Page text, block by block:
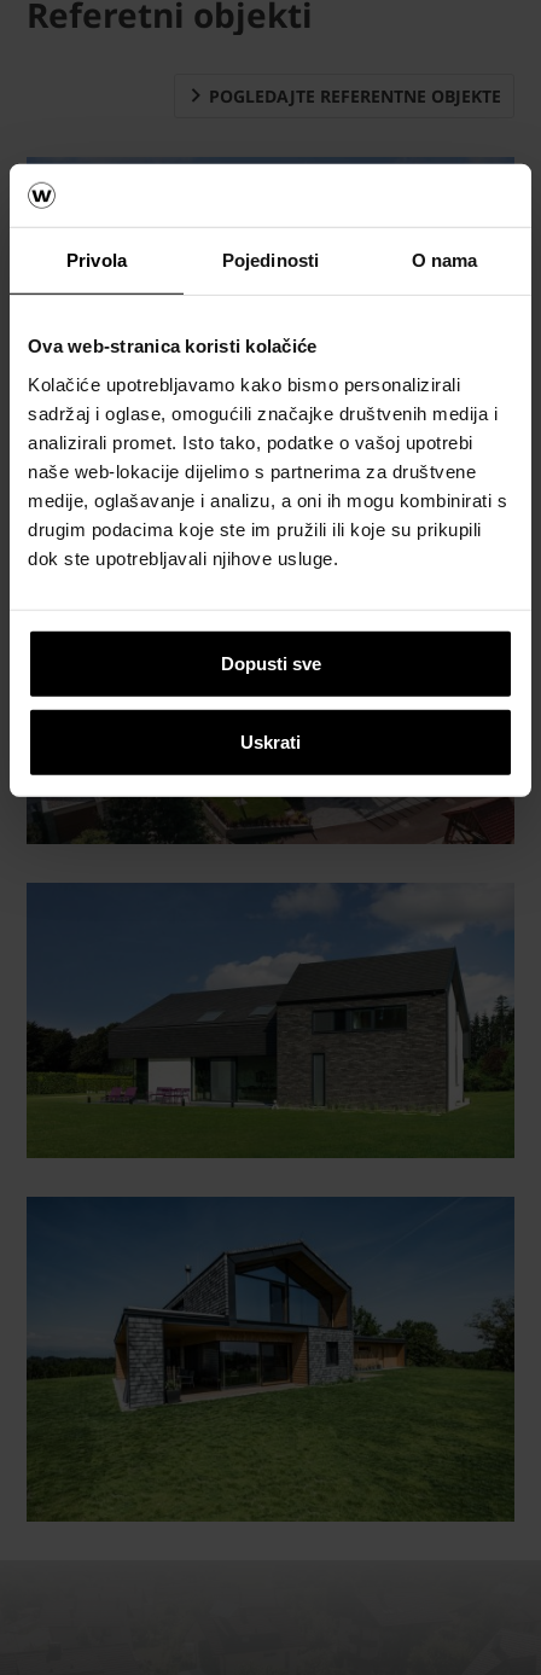
Privola Pojedinosti O nama
Ova web-stranica koristi kolačiće
Kolačiće upotrebljavamo kako bismo personalizirali
sadržaj i oglase, omogućili značajke društvenih medija i
analizirali promet. Isto tako, podatke o vašoj upotrebi
naše web-lokacije dijelimo s partnerima za društvene
medije, oglašavanje i analizu, a oni ih mogu kombinirati s
drugim podacima koje ste im pružili ili koje su prikupili
dok ste upotrebljavali njihove usluge.
Dopusti sve
Uskrati
Referetni objekti
POGLEDAJTE REFERENTNE OBJEKTE